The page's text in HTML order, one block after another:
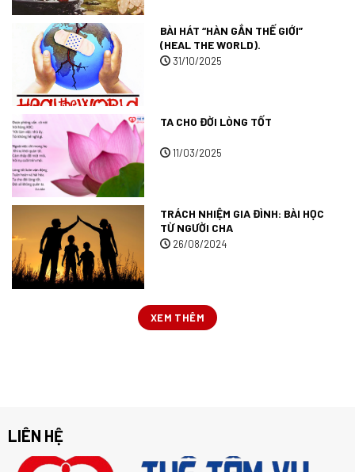
BÀI HÁT “HÀN GẮN THẾ GIỚI”
(HEAL THE WORLD).
31/10/2025
TA CHO ĐỜI LÒNG TỐT
11/03/2025
TRÁCH NHIỆM GIA ĐÌNH: BÀI HỌC
TỪ NGƯỜI CHA
26/08/2024
XEM THÊM
LIÊN HỆ